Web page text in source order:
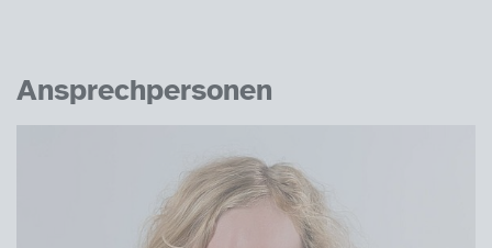
Ansprechpersonen